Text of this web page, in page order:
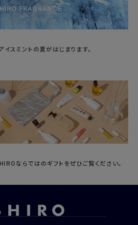
スミントの夏がはじまります。
ならではのギフトをぜひご覧ください。